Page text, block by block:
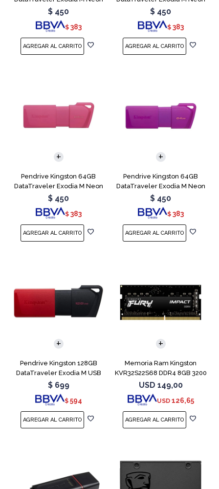
Blue
$ 450
$ 383
Green
$ 450
$ 383
Pendrive Kingston 64GB
DataTraveler Exodia M Neon
Pink
$ 450
$ 383
Pendrive Kingston 64GB
DataTraveler Exodia M Neon
Purple
$ 450
$ 383
Pendrive Kingston 128GB
DataTraveler Exodia M USB
3.2
$ 699
$ 594
Memoria Ram Kingston
KVR32S22S68 DDR4 8GB 3200
MHz Sodimm
USD 149,00
USD 126,65